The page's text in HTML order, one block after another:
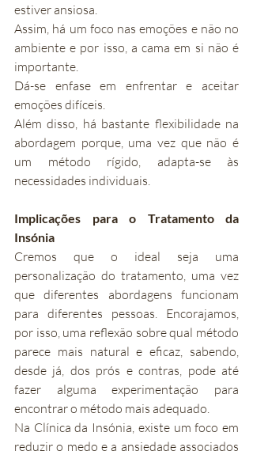
estiver ansiosa.
Assim, há um foco nas emoções e não no
ambiente e por isso, a cama em si não é
importante.
Dá-se enfase em enfrentar e aceitar
emoções difíceis.
Além disso, há bastante flexibilidade na
abordagem porque, uma vez que não é
um método rígido, adapta-se às
necessidades individuais.
Implicações para o Tratamento da
Insónia
Cremos que o ideal seja uma
personalização do tratamento, uma vez
que diferentes abordagens funcionam
para diferentes pessoas. Encorajamos,
por isso, uma reflexão sobre qual método
parece mais natural e eficaz, sabendo,
desde já, dos prós e contras, pode até
fazer alguma experimentação para
encontrar o método mais adequado.
Na Clínica da Insónia, existe um foco em
reduzir o medo e a ansiedade associados